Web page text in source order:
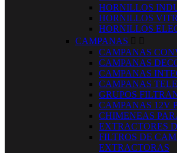
HORNILLOS
HORNILLOS
HORNILLOS
CAMPANAS  
CAMPANAS
CAMPANAS
CAMPANAS
CAMPANAS
GRUPOS
CAMPANAS 12V
CHIMENEAS
EXTRACTORES
FILTROS DE
EXTRACTORAS